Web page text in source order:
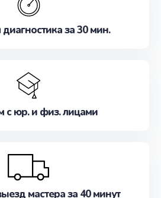
диагностика за 30 мин.
с юр. и физ. лицами
мастера за 40 минут